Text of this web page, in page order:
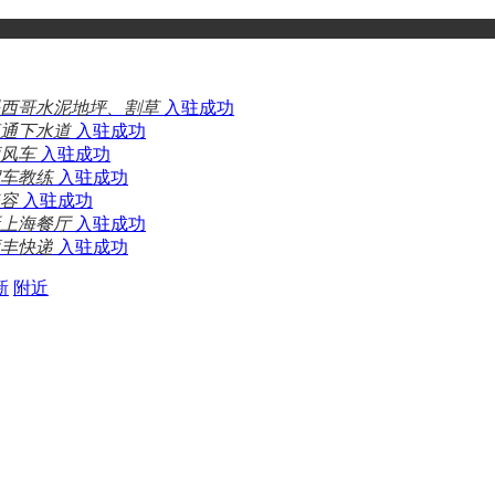
哥水泥地坪、割草入驻成功
下水道入驻成功
车入驻成功
教练入驻成功
入驻成功
海餐厅入驻成功
快递 入驻成功
附近